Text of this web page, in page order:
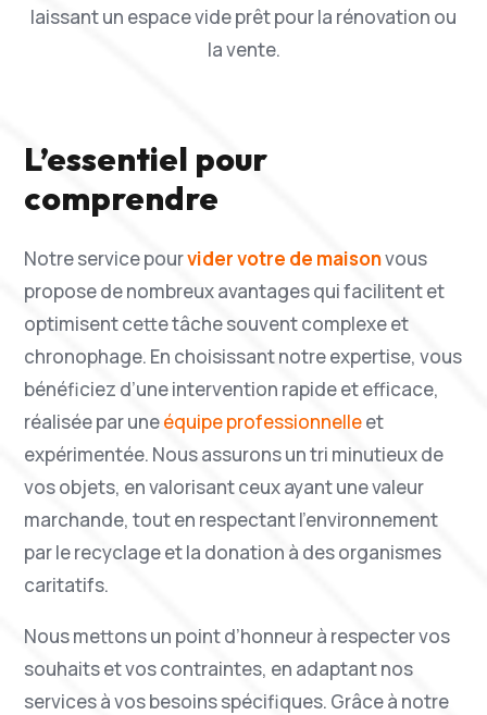
laissant un espace vide prêt pour la rénovation ou
la vente.
L’essentiel pour
comprendre
Notre service pourvider votre de maisonvous
propose de nombreux avantages qui facilitent et
optimisent cette tâche souvent complexe et
chronophage. En choisissant notre expertise, vous
bénéficiez d’une intervention rapide et efficace,
réalisée par uneéquipe professionnelleet
expérimentée. Nous assurons un tri minutieux de
vos objets, en valorisant ceux ayant une valeur
marchande, tout en respectant l’environnement
par le recyclage et la donation à des organismes
caritatifs.
Nous mettons un point d’honneur à respecter vos
souhaits et vos contraintes, en adaptant nos
services à vos besoins spécifiques. Grâce à notre